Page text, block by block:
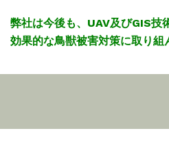
弊社は今後も、UAV及びGIS技
効果的な鳥獣被害対策に取り組